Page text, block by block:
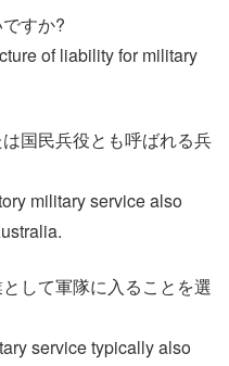
すか?
of liability for military
国民兵役とも呼ばれる兵
military service also
して軍隊に入ることを選
service typically also